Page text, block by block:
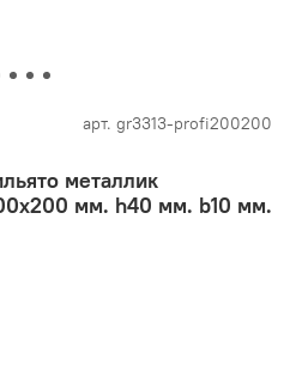
арт. gr3313-profi200200
металлик
мм. h40 мм. b10 мм.